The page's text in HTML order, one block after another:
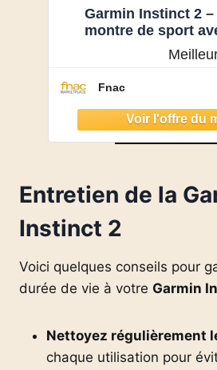
Garmin Instinct 2 –
montre de sport
– taille du poign
Fnac
Entretien de la
Instinct 2
Voici quelques conseils pour
durée de vie à votre Garmin
Nettoyez régulièrement
chaque utilisation pour